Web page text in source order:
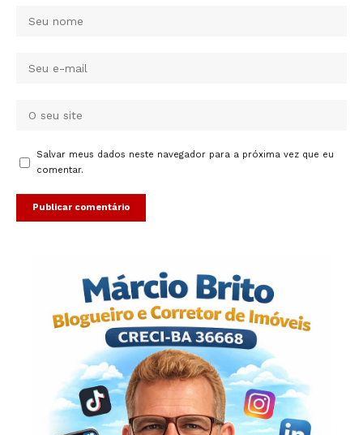
Salvar meus dados neste navegador para a próxima vez que eu
comentar.